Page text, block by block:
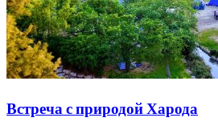
Встреча с природой Харода